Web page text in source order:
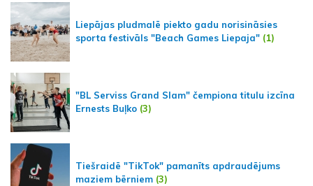
Liepājas pludmalē piekto gadu norisināsies
sporta festivāls "Beach Games Liepaja" (1)
"BL Serviss Grand Slam" čempiona titulu izcīna
Ernests Buļko (3)
Tiešraidē "TikTok" pamanīts apdraudējums
maziem bērniem (3)